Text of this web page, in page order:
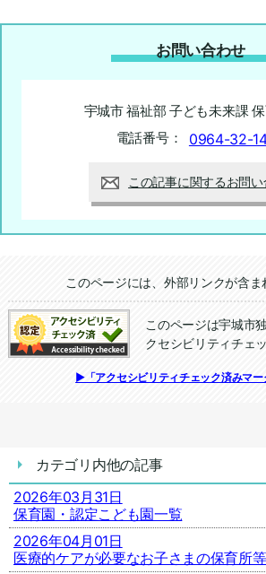
お問い合わせ
宇城市 福祉部 子ども未来課
電話番号：
0964-32-
この記事に関するお問
追加情報：外部リンク
このページには、外部リンクが含ま
追加情報：アクセシビリティチェック
このページは宇城市
クセシビリティチェ
▶「アクセシビリティチェック済みマー
カテゴリ内他の記事
2026年03月31日
保育園・認定こども園一覧
2026年04月01日
医療的ケアが必要なお子さまの保育所